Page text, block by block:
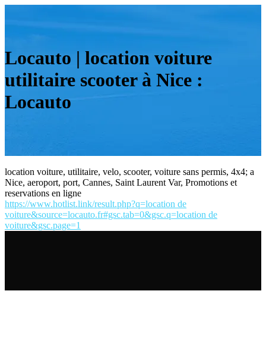
Locauto | location voiture
utilitaire scooter à Nice :
Locauto
location voiture, utilitaire, velo, scooter, voiture sans permis, 4x4; a
Nice, aeroport, port, Cannes, Saint Laurent Var, Promotions et
reservations en ligne
https://www.hotlist.link/result.php?q=location de
voiture&source=locauto.fr#gsc.tab=0&gsc.q=location de
voiture&gsc.page=1